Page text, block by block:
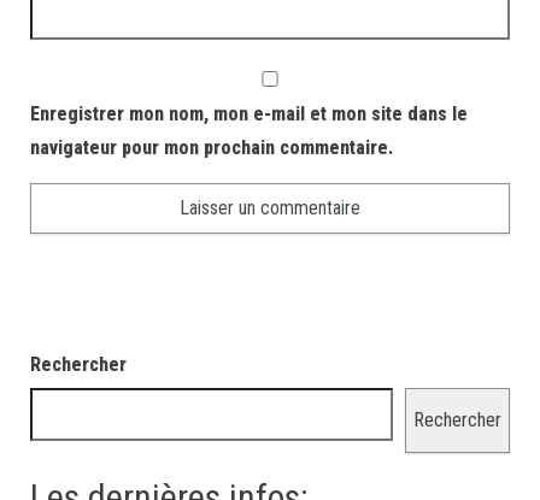
Enregistrer mon nom, mon e-mail et mon site dans le
navigateur pour mon prochain commentaire.
Rechercher
Rechercher